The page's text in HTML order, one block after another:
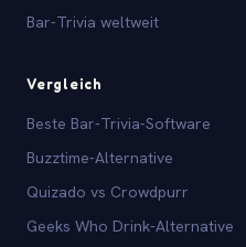
Bar-Trivia weltweit
Vergleich
Beste Bar-Trivia-Software
Buzztime-Alternative
Quizado vs Crowdpurr
Geeks Who Drink-Alternative